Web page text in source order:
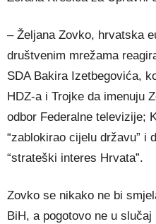
– Željana Zovko, hrvatska
društvenim mrežama
SDA Bakira Izetbegovića,
HDZ-a i Trojke da imenuju
odbor Federalne televizije;
“zablokirao cijelu državu” i
“strateški interes Hrvata”.
Zovko se nikako ne bi
BiH, a pogotovo ne u